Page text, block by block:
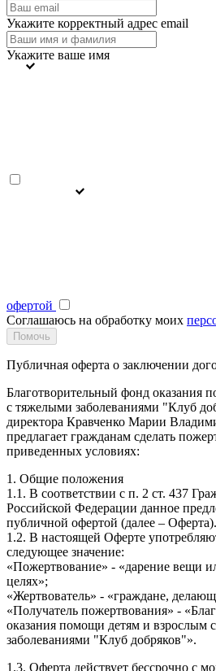
Укажите корректный адрес email
Укажите ваше имя
офертой
Соглашаюсь на обработку моих
Публичная оферта о заключении
Благотворительный фонд оказания
с тяжелыми заболеваниями "Клуб
директора Кравченко Марии
предлагает гражданам сделать
приведенных условиях:
1. Общие положения
1.1. В соответствии с п. 2 ст. 437
Российской Федерации данное
публичной офертой (далее – Оферта).
1.2. В настоящей Оферте
следующее значение:
«Пожертвование» - «дарение вещи
целях»;
«Жертвователь» - «граждане,
«Получатель пожертвования» -
оказания помощи детям и взрослым
заболеваниями "Клуб добряков"».
1.3. Оферта действует бессрочно с